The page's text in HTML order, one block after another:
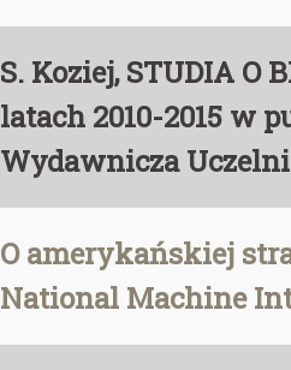
S. Koziej, STUDIA
latach 2010-2015 w
Wydawnicza
O amerykańskiej
National Machine